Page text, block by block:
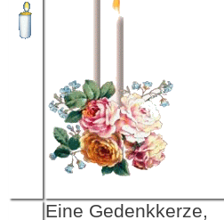
Eine Gedenkkerze,